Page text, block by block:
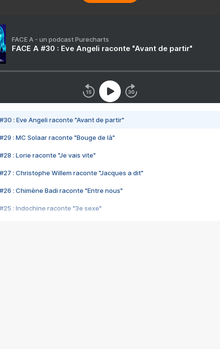
FACE A - un podcast Purecharts
FACE A #30 : Eve Angeli raconte "Avant de partir"
#30 : Eve Angeli raconte "Avant de partir"
#29 : MC Solaar raconte "Bouge de là"
#28 : Lorie raconte "Je vais vite"
#27 : Christophe Willem raconte "Jacques a dit"
#26 : Chimène Badi raconte "Entre nous"
#25 : Indochine raconte "3e sexe"